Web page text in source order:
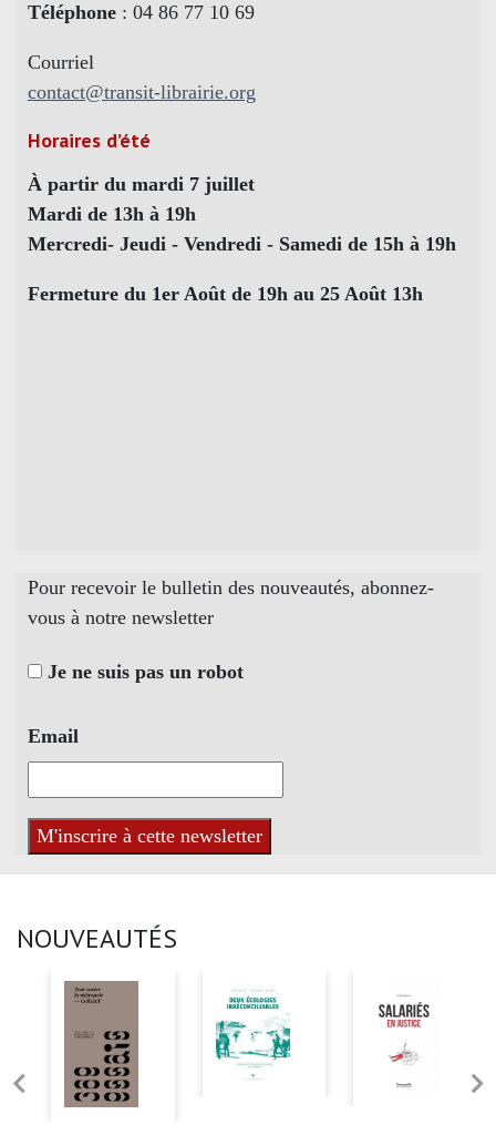
Téléphone : 04 86 77 10 69
Courriel
contact@transit-librairie.org
Horaires d’été
À partir du mardi 7 juillet
Mardi de 13h à 19h
Mercredi- Jeudi - Vendredi - Samedi de 15h à 19h
Fermeture du 1er Août de 19h au 25 Août 13h
Pour recevoir le bulletin des nouveautés, abonnez-
vous à notre newsletter
Je ne suis pas un robot
Email
NOUVEAUTÉS